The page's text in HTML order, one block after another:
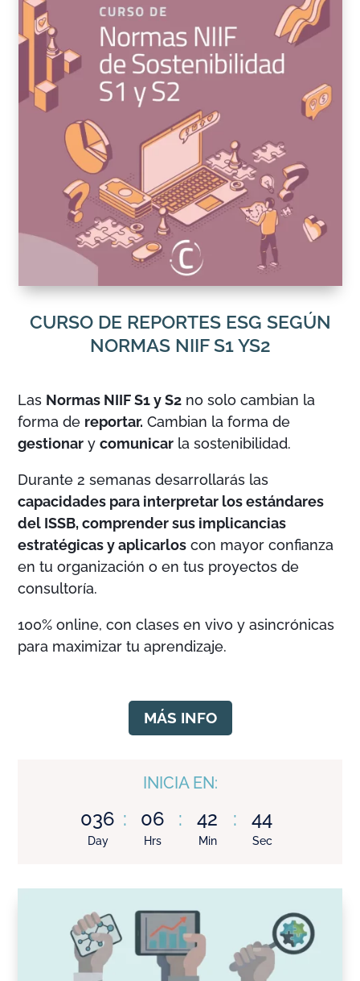
CURSO DE REPORTES ESG SEGÚN
NORMAS NIIF S1 YS2
Las Normas NIIF S1 y S2 no solo cambian la
forma de reportar. Cambian la forma de
gestionar ycomunicar la sostenibilidad.
Durante 2 semanas desarrollarás las
capacidades para interpretar los estándares
del ISSB, comprender sus implicancias
estratégicas y aplicarlos con mayor confianza
en tu organización o en tus proyectos de
consultoría.
100% online, con clases en vivo y asincrónicas
para maximizar tu aprendizaje.
MÁS INFO
INICIA EN:
036
Day
: 06
Hrs
: 42
Min
: 42
Sec